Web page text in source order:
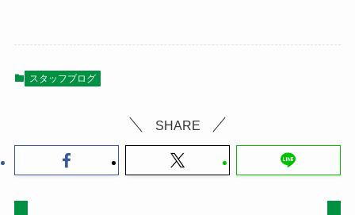
スタッフブログ
SHARE